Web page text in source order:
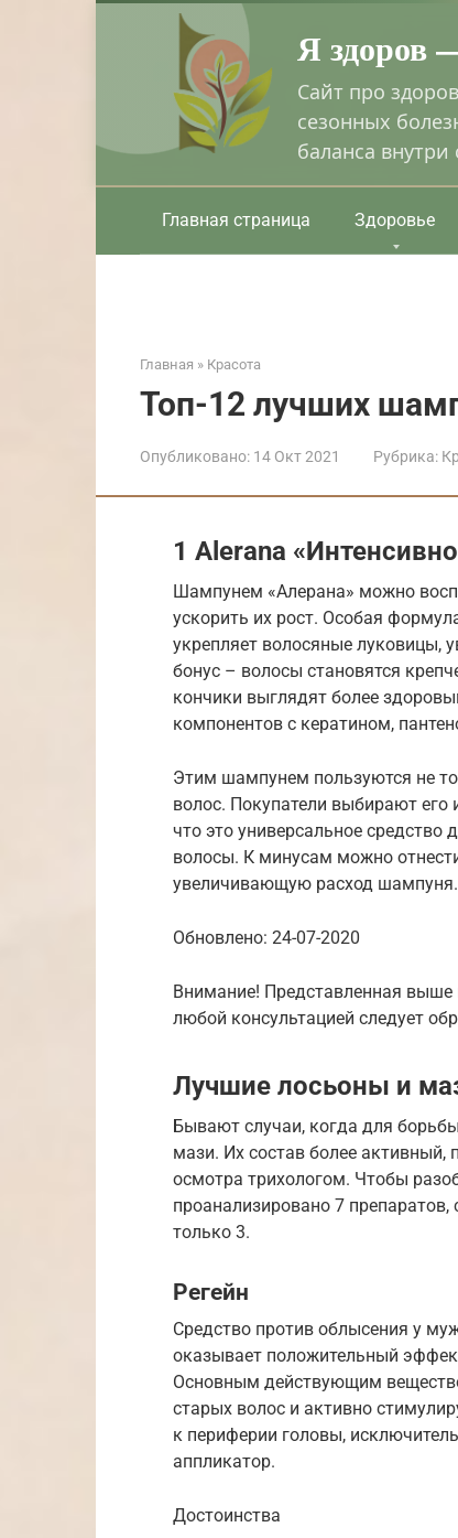
Я здоров
Сайт про
сезонных
баланса внутри
Главная страница Здоровье
Главная » Красота
Топ-12 лучших
Опубликовано: 14 Окт 2021 Рубрика:
1 Alerana
Шампунем «Алерана» можно
ускорить их рост. Особая
укрепляет волосяные луковицы,
бонус – волосы становятся
кончики выглядят более
компонентов с кератином,
Этим шампунем пользуются не
волос. Покупатели выбирают его
что это универсальное
волосы. К минусам можно
увеличивающую расход шампуня.
Обновлено: 24-07-2020
Внимание! Представленная выше
любой консультацией следует
Лучшие лосьоны и
Бывают случаи, когда для
мази. Их состав более активный,
осмотра трихологом. Чтобы
проанализировано 7
только 3.
Регейн
Средство против облысения у
оказывает положительный
Основным действующим
старых волос и активно
к периферии головы,
аппликатор.
Достоинства